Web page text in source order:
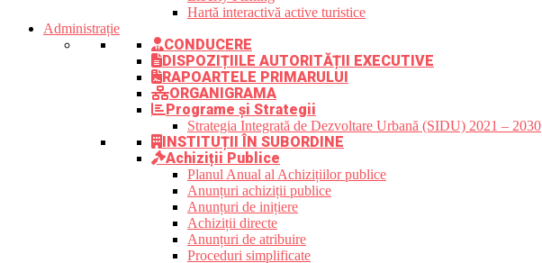
Hartă interactivă active turistice
Administrație
CONDUCERE
DISPOZIȚIILE AUTORITĂȚII EXECUTIVE
RAPOARTELE PRIMARULUI
ORGANIGRAMA
Programe și Strategii
Strategia Integrată de Dezvoltare Urbană (SIDU) 2021 – 2030
INSTITUȚII ÎN SUBORDINE
Achiziții Publice
Planul Anual al Achizițiilor publice
Anunțuri achiziții publice
Anunțuri de inițiere
Achiziții directe
Anunțuri de atribuire
Proceduri simplificate